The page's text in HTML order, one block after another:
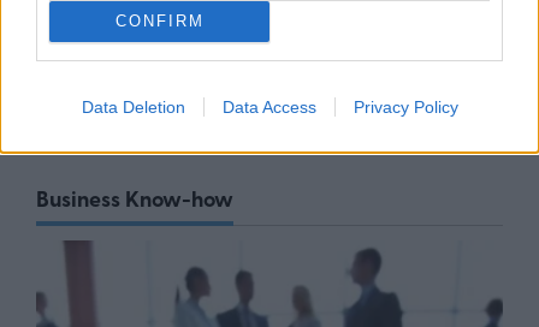
CONFIRM
Data Deletion Data Access Privacy Policy
περισσότερες από 300 παραλίες
07/08/26
Business Know-how